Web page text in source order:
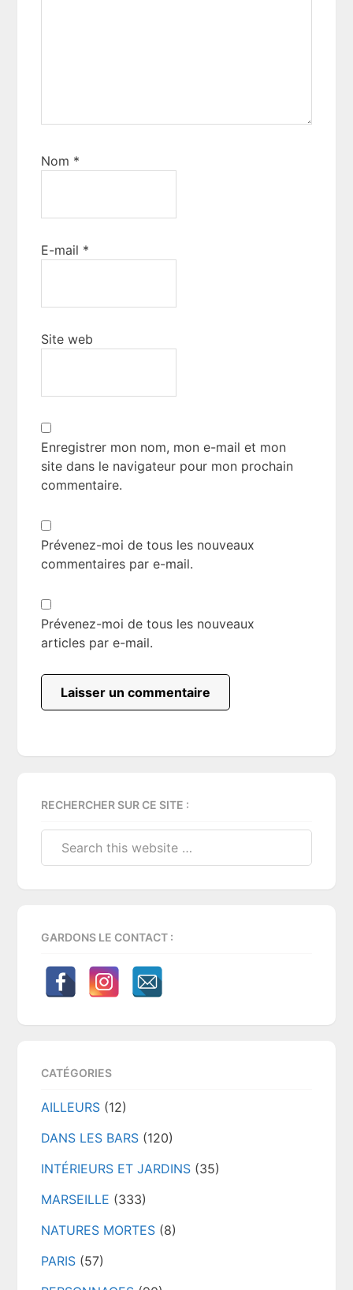
Nom *
E-mail *
Site web
Enregistrer mon nom, mon e-mail et mon
site dans le navigateur pour mon prochain
commentaire.
Prévenez-moi de tous les nouveaux
commentaires par e-mail.
Prévenez-moi de tous les nouveaux
articles par e-mail.
Sidebar
RECHERCHER SUR CE SITE :
GARDONS LE CONTACT :
CATÉGORIES
AILLEURS (12)
DANS LES BARS (120)
INTÉRIEURS ET JARDINS (35)
MARSEILLE (333)
NATURES MORTES (8)
PARIS (57)